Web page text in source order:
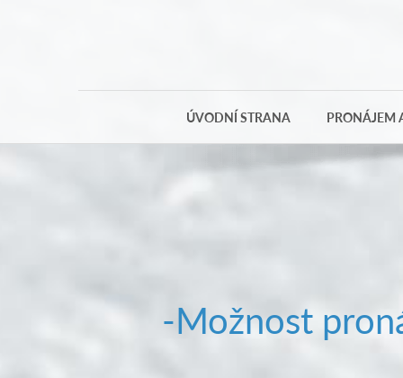
ÚVODNÍ STRANA PRONÁJEM
-Možnost